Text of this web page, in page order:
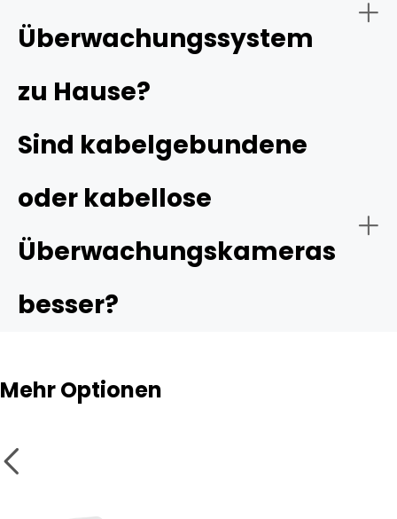
Überwachungssystem
zu Hause?
Sind kabelgebundene
oder kabellose
Überwachungskameras
besser?
Mehr Optionen